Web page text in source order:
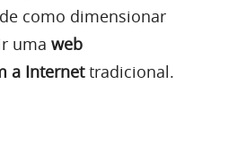
como dimensionar
uma web
a Internettradicional.